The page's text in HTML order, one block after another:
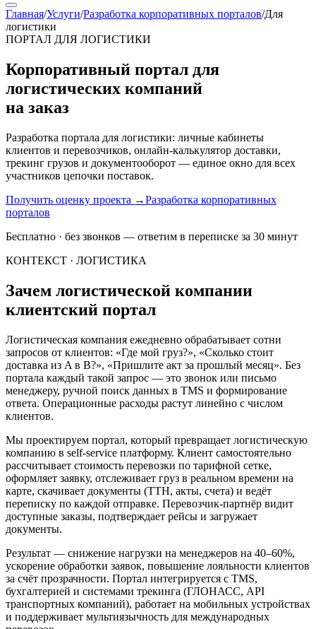
Главная/Услуги/Разработка корпоративных порталов/Для
логистики
ПОРТАЛ ДЛЯ ЛОГИСТИКИ
Корпоративный портал для
логистических компаний
на заказ
Разработка портала для логистики: личные кабинеты
клиентов и перевозчиков, онлайн-калькулятор доставки,
трекинг грузов и документооборот — единое окно для всех
участников цепочки поставок.
Получить оценку проекта →Разработка корпоративных
порталов
Бесплатно · без звонков — ответим в переписке за 30 минут
КОНТЕКСТ · ЛОГИСТИКА
Зачем логистической компании
клиентский портал
Логистическая компания ежедневно обрабатывает сотни
запросов от клиентов: «Где мой груз?», «Сколько стоит
доставка из A в B?», «Пришлите акт за прошлый месяц». Без
портала каждый такой запрос — это звонок или письмо
менеджеру, ручной поиск данных в TMS и формирование
ответа. Операционные расходы растут линейно с числом
клиентов.
Мы проектируем портал, который превращает логистическую
компанию в self-service платформу. Клиент самостоятельно
рассчитывает стоимость перевозки по тарифной сетке,
оформляет заявку, отслеживает груз в реальном времени на
карте, скачивает документы (ТТН, акты, счета) и ведёт
переписку по каждой отправке. Перевозчик-партнёр видит
доступные заказы, подтверждает рейсы и загружает
документы.
Результат — снижение нагрузки на менеджеров на 40–60%,
ускорение обработки заявок, повышение лояльности клиентов
за счёт прозрачности. Портал интегрируется с TMS,
бухгалтерией и системами трекинга (ГЛОНАСС, API
транспортных компаний), работает на мобильных устройствах
и поддерживает мультиязычность для международных